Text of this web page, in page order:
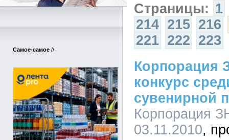
Самое-самое //
Страницы: 1
214 215 216
221 222 223
Корпорация
конкурс
сувенирной
Корпорация
03.11.2010